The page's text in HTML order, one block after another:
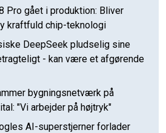
Pro gået i produktion: Bliver
kraftfuld chip-teknologi
DeepSeek pludselig sine
- kan være et afgørende
bygningsnetværk på
"Vi arbejder på højtryk"
AI-superstjerner forlader